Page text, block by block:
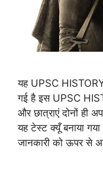
यह UPSC
गई है इस UPSC
और छात्राएं दोनों ही
यह टेस्ट क्यूँ बनाया
जानकारी को ऊपर से